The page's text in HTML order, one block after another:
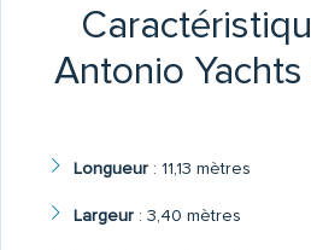
Antonio
Longueur: 11,13 mètres
Largeur: 3,40 mètres